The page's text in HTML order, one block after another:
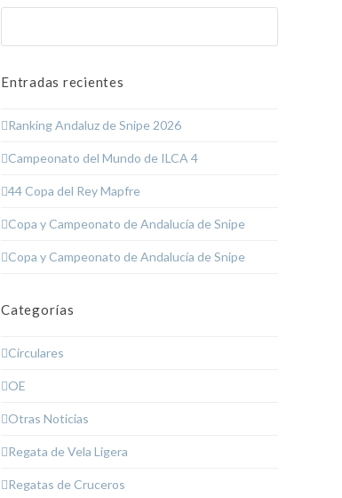
Entradas recientes
Ranking Andaluz de Snipe 2026
Campeonato del Mundo de ILCA 4
44 Copa del Rey Mapfre
Copa y Campeonato de Andalucía de Snipe
Copa y Campeonato de Andalucía de Snipe
Categorías
Circulares
OE
Otras Noticias
Regata de Vela Ligera
Regatas de Cruceros